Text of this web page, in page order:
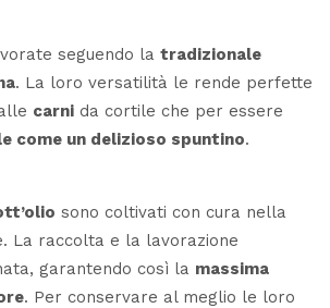
seguendo la tradizionale
. La loro versatilità le rende perfette
carni da cortile che per essere
come un delizioso spuntino.
sono coltivati con cura nella
La raccolta e la lavorazione
garantendo così la massima
. Per conservare al meglio le loro